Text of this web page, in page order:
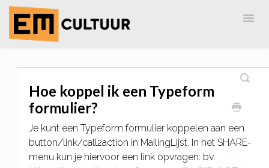
Hoe koppel ik een Typeform
formulier?
Je kunt een Typeform formulier koppelen aan een
button/link/call2action in MailingLijst. In het SHARE-
menu kun je hiervoor een link opvragen: bv.